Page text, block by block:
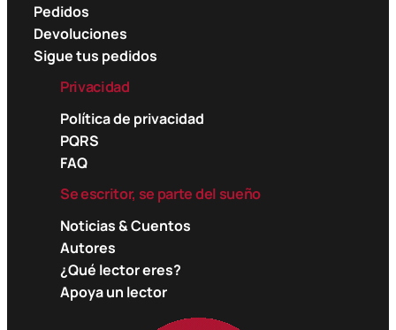
Pedidos
Devoluciones
Sigue tus pedidos
Privacidad
Política de privacidad
PQRS
FAQ
Se escritor, se parte del sueño
Noticias & Cuentos
Autores
¿Qué lector eres?
Apoya un lector